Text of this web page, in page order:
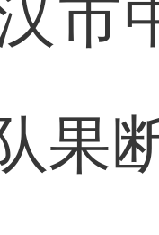
市
果